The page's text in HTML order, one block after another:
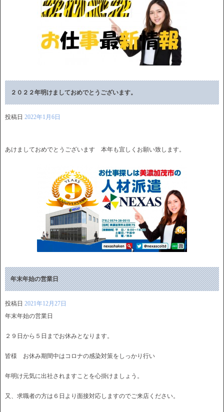
２０２２年明けましておめでとうございます。
投稿日 2022年1月6日
あけましておめでとうございます 本年も宜しくお願い致します。
年末年始の営業日
投稿日 2021年12月27日
年末年始の営業日
２９日から５日までお休みとなります。
皆様 お休み期間中はコロナの感染対策をしっかり行い
年明け元気に出社されますことを心掛けましょう。
又、求職者の方は６日より面接対応しますのでご来店ください。